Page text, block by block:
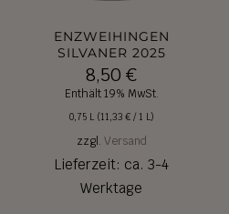
ENZWEIHINGEN
SILVANER 2025
8,50€
Enthält 19% MwSt.
0,75 L (11,33€/ 1 L)
zzgl. Versand
Lieferzeit: ca. 3-4
Werktage